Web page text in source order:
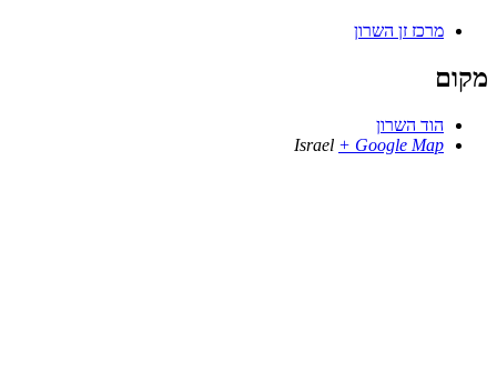
מרכז זן השרון
מקום
הוד השרון
Israel + Google Map